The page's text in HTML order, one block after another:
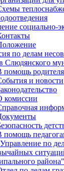
социально-
по делам
Слюдянского
помощь
и новости
комиссии
помощь
по
района"